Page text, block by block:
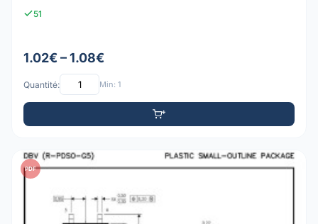
51
1.02€ – 1.08€
Quantité: Min: 1
PDF